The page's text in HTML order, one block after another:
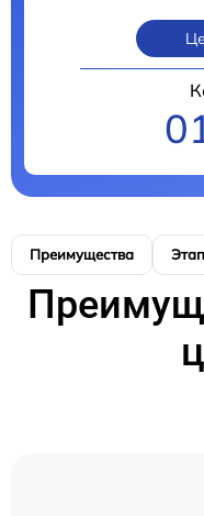
Преимущества